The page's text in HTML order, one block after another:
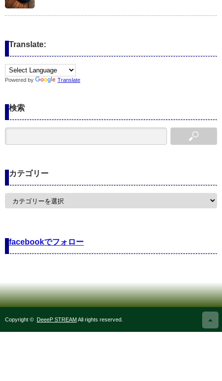
Translate:
Powered by Translate
検索
カテゴリー
カ
facebookでフォロー
Copyright © DeeeP STREAMAll rights reserved.